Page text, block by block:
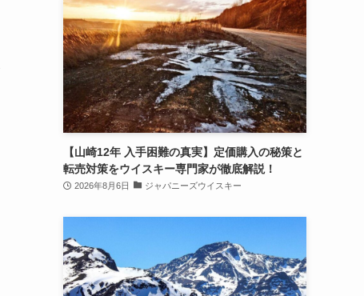
【山崎12年 入手困難の真実】定価購入の秘策と
転売対策をウイスキー専門家が徹底解説！
2026年8月6日 ジャパニーズウイスキー